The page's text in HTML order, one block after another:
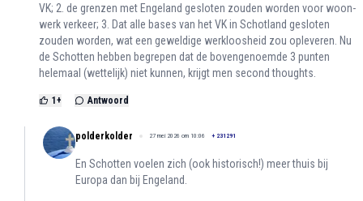
VK; 2. de grenzen met Engeland gesloten zouden worden voor woon-
werk verkeer; 3. Dat alle bases van het VK in Schotland gesloten
zouden worden, wat een geweldige werkloosheid zou opleveren. Nu
de Schotten hebben begrepen dat de bovengenoemde 3 punten
helemaal (wettelijk) niet kunnen, krijgt men second thoughts.
1 + Antwoord
polderkolder 27 mei 2026 om 10:06 + 231291
En Schotten voelen zich (ook historisch!) meer thuis bij
Europa dan bij Engeland.